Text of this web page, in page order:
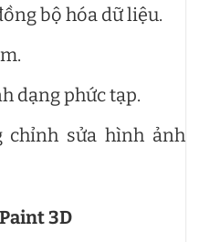
bộ hóa dữ liệu.
dạng phức tạp.
chỉnh sửa hình ảnh
3D